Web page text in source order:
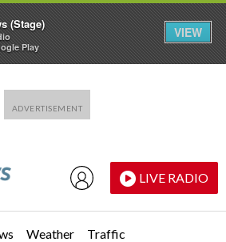
LIVE RADIO
Weather Traffic
(Stage)
Play
VIEW